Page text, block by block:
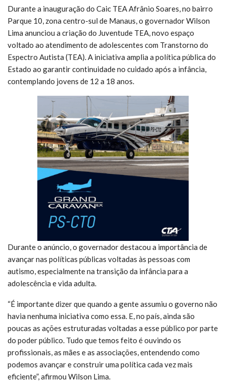
Durante a inauguração do Caic TEA Afrânio Soares, no bairro
Parque 10, zona centro-sul de Manaus, o governador Wilson
Lima anunciou a criação do Juventude TEA, novo espaço
voltado ao atendimento de adolescentes com Transtorno do
Espectro Autista (TEA). A iniciativa amplia a política pública do
Estado ao garantir continuidade no cuidado após a infância,
contemplando jovens de 12 a 18 anos.
Durante o anúncio, o governador destacou a importância de
avançar nas políticas públicas voltadas às pessoas com
autismo, especialmente na transição da infância para a
adolescência e vida adulta.
“É importante dizer que quando a gente assumiu o governo não
havia nenhuma iniciativa como essa. E, no país, ainda são
poucas as ações estruturadas voltadas a esse público por parte
do poder público. Tudo que temos feito é ouvindo os
profissionais, as mães e as associações, entendendo como
podemos avançar e construir uma política cada vez mais
eficiente”, afirmou Wilson Lima.